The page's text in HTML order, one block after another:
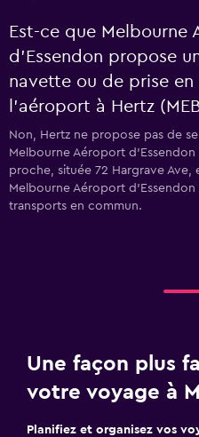
Est-ce que Melbourne
d'Essendon propose
navette ou de prise en
l’aéroport à Hertz
Non, Hertz ne propose pas de
Melbourne Aéroport d'Essendon
proche, située 72 Hargrave Ave,
Melbourne Aéroport
transports en commun.
Une façon plus
votre voyage à
Planifiez et organisez vos